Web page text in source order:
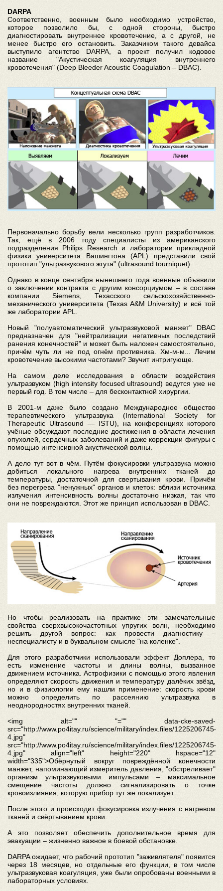
DARPA
Соответственно, военным было необходимо устройство,
которое позволило бы, с одной стороны, быстро
диагностировать внутреннее кровотечение, а с другой, не
менее быстро его остановить. Заказчиком такого девайса
выступило агентство DARPA, а проект получил кодовое
название "Акустическая коагуляция внутреннего
кровотечения" (Deep Bleeder Acoustic Coagulation – DBAC).
Первоначально борьбу вели несколько групп разработчиков.
Так, ещё в 2006 году специалисты из американского
подразделения Philips Research и лаборатории прикладной
физики университета Вашингтона (APL) представили свой
прототип "ультразвукового жгута" (ultrasound tourniquet).
Однако в конце сентября нынешнего года военные объявили
о заключении контракта с другим консорциумом – в составе
компании Siemens, Техасского сельскохозяйственно-
механического университета (Texas A&M University) и всё той
же лаборатории APL.
Новый "полуавтоматический ультразвуковой манжет" DBAC
предназначен для "нейтрализации негативных последствий
ранения конечностей" и может быть наложен самостоятельно,
причём чуть ли не под огнём противника. Хм-м-м... Лечим
кровотечение высокими частотами? Звучит интригующе.
На самом деле исследования в области воздействия
ультразвуком (high intensity focused ultrasound) ведутся уже не
первый год. В том числе – для бесконтактной хирургии.
В 2001-м даже было создано Международное общество
терапевтического ультразвука (International Society for
Therapeutic Ultrasound — ISTU), на конференциях которого
учёные обсуждают последние достижения в области лечения
опухолей, сердечных заболеваний и даже коррекции фигуры с
помощью интенсивной акустической волны.
А дело тут вот в чём. Путём фокусировки ультразвука можно
добиться локального нагрева внутренних тканей до
температуры, достаточной для свертывания крови. Причём
без перегрева "ненужных" органов и клеток: вблизи источника
излучения интенсивность волны достаточно низкая, так что
они не повреждаются. Этот же принцип использован в DBAC.
Но чтобы реализовать на практике эти замечательные
свойства сверхвысокочастотных упругих волн, необходимо
решить другой вопрос: как провести диагностику –
неспециалисту и в буквальном смысле "на коленке".
Для этого разработчики использовали эффект Доплера, то
есть изменение частоты и длины волны, вызванное
движением источника. Астрофизики с помощью этого явления
определяют скорость движения и температуру далёких звёзд,
но и в физиологии ему нашли применение: скорость крови
можно определить по рассеянию ультразвука в
неоднородностях внутренних тканей.
<img alt="" "="" data-cke-saved-
src="http://www.po4itay.ru/science/military/index.files/1225206745-
4.jpg"
src="http://www.po4itay.ru/science/military/index.files/1225206745-
4.jpg" align="left" height="220" hspace="12"
width="335">Обёрнутый вокруг повреждённой конечности
манжет, напоминающий измеритель давления, "обстреливает"
организм ультразвуковыми импульсами – максимальное
смещение частоты должно сигнализировать о точке
кровоизлияния, которую прибор тут же локализует.
После этого и происходит фокусировка излучения с нагревом
тканей и свёртыванием крови.
А это позволяет обеспечить дополнительное время для
эвакуации – жизненно важное в боевой обстановке.
DARPA ожидает, что рабочий прототип "заживлятеля" появится
через 18 месяцев, но отдельные его функции, в том числе
ультразвуковая коагуляция, уже были опробованы военными в
лабораторных условиях.